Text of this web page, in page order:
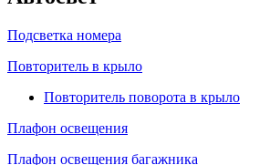
Подсветка номера
Повторитель в крыло
Повторитель поворота в крыло
Плафон освещения
Плафон освещения багажника